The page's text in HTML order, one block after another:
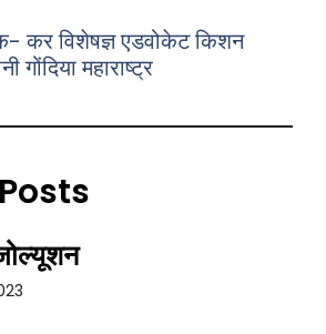
कर विशेषज्ञ एडवोकेट किशन
गोंदिया महाराष्ट्र